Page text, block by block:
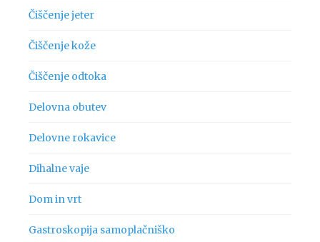
Čiščenje jeter
Čiščenje kože
Čiščenje odtoka
Delovna obutev
Delovne rokavice
Dihalne vaje
Dom in vrt
Gastroskopija samoplačniško